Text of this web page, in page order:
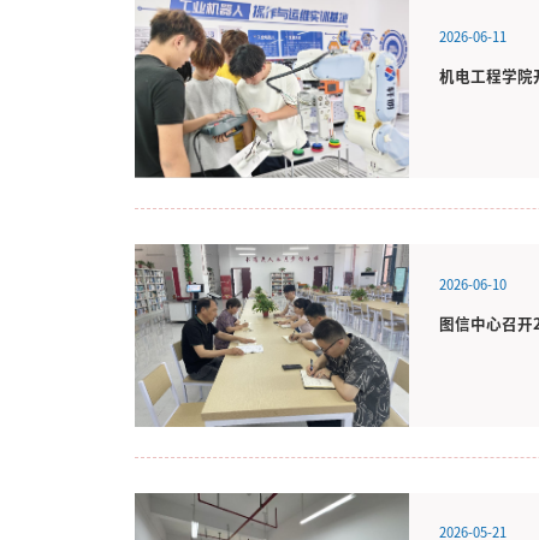
2026-06-11
机电工程学院
2026-06-10
图信中心召开
2026-05-21